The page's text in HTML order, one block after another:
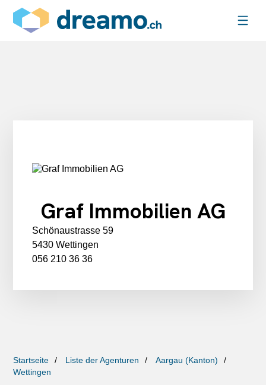
Graf Immobilien AG
Schönaustrasse 59
5430 Wettingen
056 210 36 36
Startseite Liste der Agenturen
Aargau (Kanton)
Wettingen